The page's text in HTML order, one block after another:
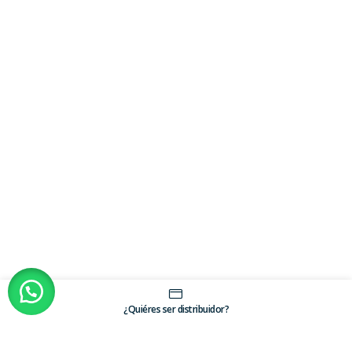
¿Quiéres ser distribuidor?